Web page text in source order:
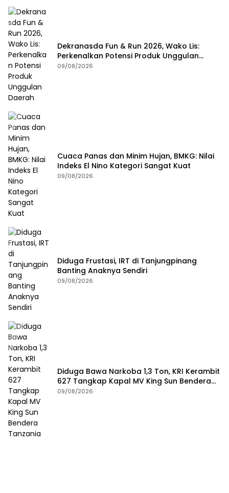
Dekranasda Fun & Run 2026, Wako Lis:
Perkenalkan Potensi Produk Unggulan
Daerah
09/08/2026
Cuaca Panas dan Minim Hujan, BMKG: Nilai
Indeks El Nino Kategori Sangat Kuat
09/08/2026
Diduga Frustasi, IRT di Tanjungpinang
Banting Anaknya Sendiri
09/08/2026
Diduga Bawa Narkoba 1,3 Ton, KRI Kerambit
627 Tangkap Kapal MV King Sun Bendera
Tanzania
09/08/2026